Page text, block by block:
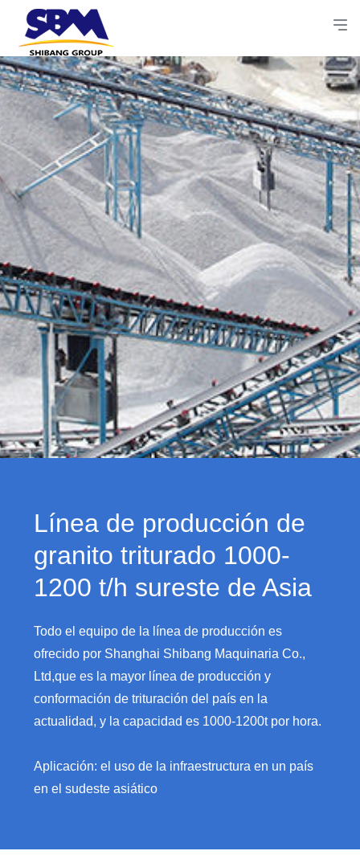
Línea de producción de
granito triturado 1000-
1200 t/h sureste de Asia
Todo el equipo de la línea de producción es
ofrecido por Shanghai Shibang Maquinaria Co.,
Ltd,que es la mayor línea de producción y
conformación de trituración del país en la
actualidad, y la capacidad es 1000-1200t por hora.
Aplicación: el uso de la infraestructura en un país
en el sudeste asiático